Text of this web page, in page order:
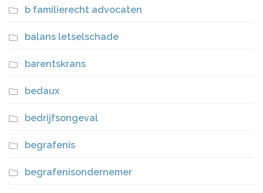
b familierecht advocaten
balans letselschade
barentskrans
bedaux
bedrijfsongeval
begrafenis
begrafenisondernemer